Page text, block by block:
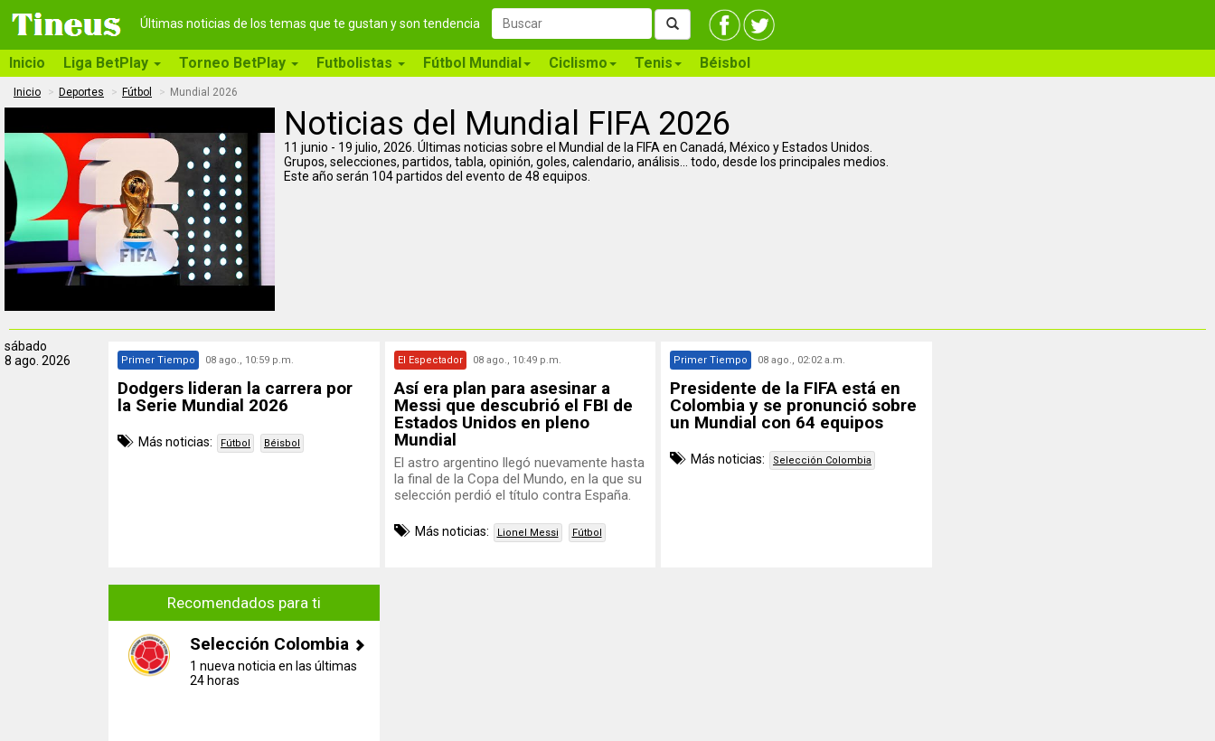
Últimas noticias de los temas que te gustan y son tendencia
Inicio Liga BetPlay Torneo BetPlay Futbolistas Fútbol Mundial Ciclismo Tenis Béisbol
Inicio Deportes Fútbol Mundial 2026
Noticias del Mundial FIFA 2026
11 junio - 19 julio, 2026. Últimas noticias sobre el Mundial de la FIFA en Canadá, México y Estados Unidos.
Grupos, selecciones, partidos, tabla, opinión, goles, calendario, análisis... todo, desde los principales medios.
Este año serán 104 partidos del evento de 48 equipos.
sábado
8 ago. 2026
Primer Tiempo 08 ago., 10:59 p.m.
Dodgers lideran la carrera por
la Serie Mundial 2026
Más noticias: Fútbol Béisbol
El Espectador 08 ago., 10:49 p.m.
Así era plan para asesinar a
Messi que descubrió el FBI de
Estados Unidos en pleno
Mundial
El astro argentino llegó nuevamente hasta
la final de la Copa del Mundo, en la que su
selección perdió el título contra España.
Más noticias: Lionel Messi Fútbol
Primer Tiempo 08 ago., 02:02 a.m.
Presidente de la FIFA está en
Colombia y se pronunció sobre
un Mundial con 64 equipos
Más noticias: Selección Colombia
Recomendados para ti
Selección Colombia
1 nueva noticia en las últimas
24 horas